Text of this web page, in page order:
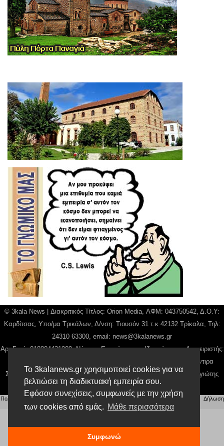
Το 3kalanews.gr χρησιμοποιεί cookies για να
βελτιώσει τη διαδικτυακή εμπειρία σου.
Εφόσον συνεχίσεις, συμφωνείς με την χρήση
των cookies από εμάς. Μάθε περισσότερα
Συμφωνώ
© 3kala News | Διακριτικός Τίτλος: Orion Media, ΑΦΜ: 043750542, Δ.Ο.Υ:
Καρδίτσας, Υπο/μα Τρικάλων, Δ/νση: Τιουσόν 31 τ.κ 42132 Τρίκαλα, Τηλ:
24310 63300, email: news@3kalanews.gr
Αρ. Γεμή: 018804431000, Νόμιμος Εκπρόσωπος, Ιδιοκτήτης και Διαχειριστής:
Παναγιώτης Φιλίππου, Διευθύντρια: Γιαννουσά Βασιλική, Διευθύντιρα
Σύνταξης: Μπαλαμπάνη Βασιλική. Δικαιούχος domain name Παναγιώτης
Φιλίππου
Πολιτική απορρήτου Αίτηση Διαχείρισης Προσωπικών Δεδομένων |Όροι χρήσης
Δήλωση
Συμμόρφωσης